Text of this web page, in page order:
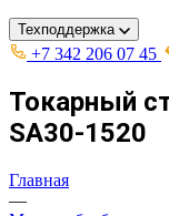
Техподдержка
+7 342 206 07 45
Токарный
SA30-1520
Главная
—